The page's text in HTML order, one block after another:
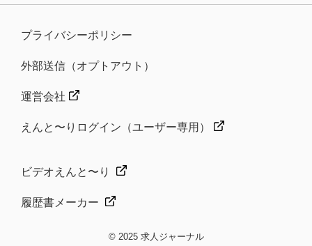
報に含まれる氏名、生年月日その他の記述などに
個人情報の取得
当社は、提供いただいた個人情報の取得および利
様への情報提供、連絡及び通知等の目的に限定
個人情報の利用・委託・提供について
プライバシーポリシー
外部送信（オプトアウト）
運営会社
えんと〜りログイン（ユーザー専用）
ビデオえんと〜り
履歴書メーカー
© 2025 求人ジャーナル